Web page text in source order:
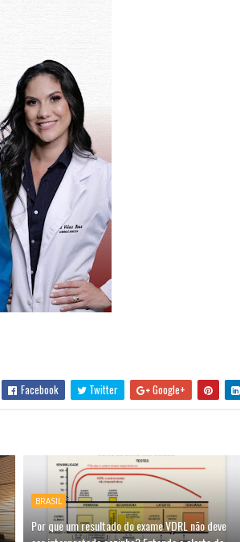
Facebook Twitter Google+
BRASIL
Por que um resultado do exame VDRL não deve